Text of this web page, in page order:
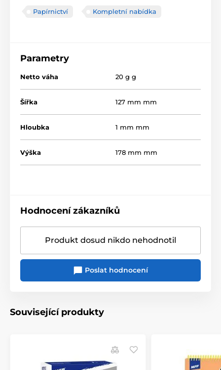
Papírnictví Kompletní nabídka
Parametry
Netto váha 20 g g
Šířka 127 mm mm
Hloubka 1 mm mm
Výška 178 mm mm
Hodnocení zákazníků
Produkt dosud nikdo nehodnotil
Poslat hodnocení
Související produkty